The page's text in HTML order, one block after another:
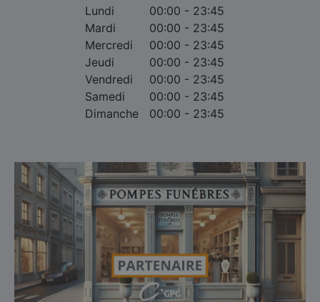
Lundi
00:00 - 23:45
Mardi
00:00 - 23:45
Mercredi
00:00 - 23:45
Jeudi
00:00 - 23:45
Vendredi
00:00 - 23:45
Samedi
00:00 - 23:45
Dimanche
00:00 - 23:45